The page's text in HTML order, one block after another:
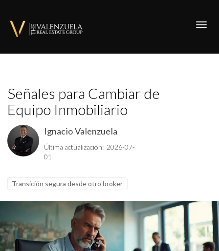
Señales para Cambiar de
Equipo Inmobiliario
Ignacio Valenzuela
Última actualización: 2026-07-
01
Transición segura desde otro broker